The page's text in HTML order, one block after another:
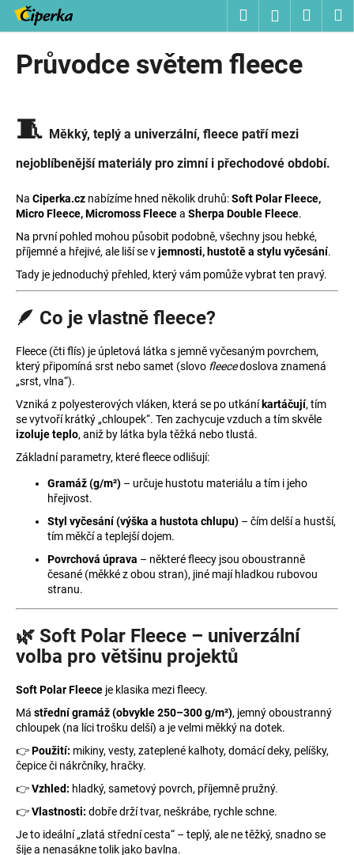
Přejít
obsah
Hledat Přihlášení
Průvodce světem fleece
🧵 Měkký, teplý a univerzální, fleece patří mezi
nejoblíbenější materiály pro zimní i přechodové období.
Na Ciperka.cz nabízíme hned několik druhů:Soft Polar Fleece,
Micro Fleece, Micromoss Fleecea Sherpa Double Fleece.
Na první pohled mohou působit podobně, všechny jsou hebké,
příjemné a hřejivé, ale liší se vjemnosti, hustotě a stylu vyčesání.
Tady je jednoduchý přehled, který vám pomůže vybrat ten pravý.
🪶 Co je vlastně fleece?
Fleece (čti flís) je úpletová látka s jemně vyčesaným povrchem,
který připomíná srst nebo samet (slovo fleecedoslova znamená
„srst, vlna“).
Vzniká z polyesterových vláken, která se po utkání kartáčují, tím
se vytvoří krátký „chloupek“. Ten zachycuje vzduch a tím skvěle
izoluje teplo, aniž by látka byla těžká nebo tlustá.
Základní parametry, které fleece odlišují:
Gramáž (g/m²) – určuje hustotu materiálu a tím i jeho
hřejivost.
Styl vyčesání (výška a hustota chlupu) – čím delší a hustší,
tím měkčí a teplejší dojem.
Povrchová úprava – některé fleecy jsou oboustranně
česané (měkké z obou stran), jiné mají hladkou rubovou
stranu.
🌿 Soft Polar Fleece – univerzální
volba pro většinu projektů
Soft Polar Fleece je klasika mezi fleecy.
Má střední gramáž (obvykle 250–300 g/m²), jemný oboustranný
chloupek (na líci trošku delší) a je velmi měkký na dotek.
👉Použití: mikiny, vesty, zateplené kalhoty, domácí deky, pelíšky,
čepice či nákrčníky, hračky.
👉Vzhled: hladký, sametový povrch, příjemně pružný.
👉Vlastnosti: dobře drží tvar, neškrábe, rychle schne.
Je to ideální „zlatá střední cesta“ – teplý, ale ne těžký, snadno se
šije a nenasákne tolik jako bavlna.
o
p
t
ř
e
b
u
j
e
t
n
a
j
í
t
?
HLEDAT
D
p
o
u
č
u
j
e
m
e